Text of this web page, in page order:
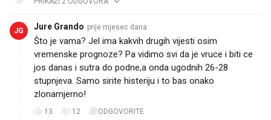
JG Jure Grando prije mjesec dana
Što je vama? Jel ima kakvih drugih vijesti osim
vremenske prognoze? Pa vidimo svi da je vruce i biti ce
jos danas i sutra do podne,a onda ugodnih 26-28
stupnjeva. Samo sirite histeriju i to bas onako
zlonamjerno!
13 12
ODGOVORITE